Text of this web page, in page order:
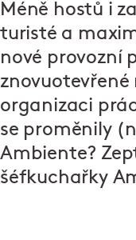
Méně hostů i
turisté a
nové provozní
znovuotevřené
organizaci
se proměnily
Ambiente?
šéfkuchařky